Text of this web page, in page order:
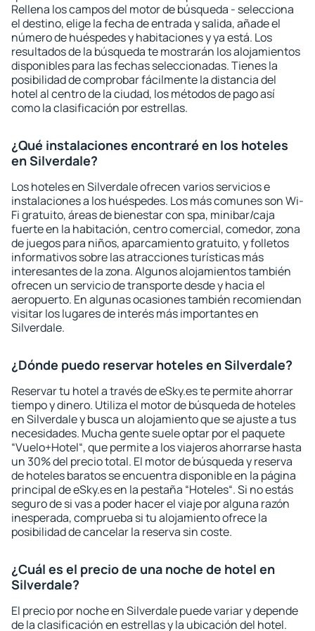
Rellena los campos del motor de búsqueda - selecciona
el destino, elige la fecha de entrada y salida, añade el
número de huéspedes y habitaciones y ya está. Los
resultados de la búsqueda te mostrarán los alojamientos
disponibles para las fechas seleccionadas. Tienes la
posibilidad de comprobar fácilmente la distancia del
hotel al centro de la ciudad, los métodos de pago así
como la clasificación por estrellas.
¿Qué instalaciones encontraré en los hoteles
en Silverdale?
Los hoteles en Silverdale ofrecen varios servicios e
instalaciones a los huéspedes. Los más comunes son Wi-
Fi gratuito, áreas de bienestar con spa, minibar/caja
fuerte en la habitación, centro comercial, comedor, zona
de juegos para niños, aparcamiento gratuito, y folletos
informativos sobre las atracciones turísticas más
interesantes de la zona. Algunos alojamientos también
ofrecen un servicio de transporte desde y hacia el
aeropuerto. En algunas ocasiones también recomiendan
visitar los lugares de interés más importantes en
Silverdale.
¿Dónde puedo reservar hoteles en Silverdale?
Reservar tu hotel a través de eSky.es te permite ahorrar
tiempo y dinero. Utiliza el motor de búsqueda de hoteles
en Silverdale y busca un alojamiento que se ajuste a tus
necesidades. Mucha gente suele optar por el paquete
“Vuelo+Hotel“, que permite a los viajeros ahorrarse hasta
un 30% del precio total. El motor de búsqueda y reserva
de hoteles baratos se encuentra disponible en la página
principal de eSky.es en la pestaña “Hoteles“. Si no estás
seguro de si vas a poder hacer el viaje por alguna razón
inesperada, comprueba si tu alojamiento ofrece la
posibilidad de cancelar la reserva sin coste.
¿Cuál es el precio de una noche de hotel en
Silverdale?
El precio por noche en Silverdale puede variar y depende
de la clasificación en estrellas y la ubicación del hotel.